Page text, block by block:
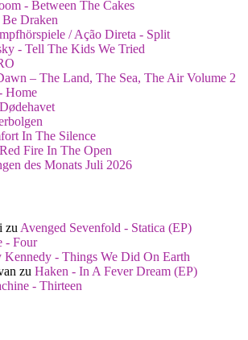
- Between The Cakes
Draken
/ Ação Direta - Split
- Tell The Kids We Tried
– The Land, The Sea, The Air Volume 2
Home
In The Silence
Fire In The Open
des Monats Juli 2026
zu Avenged Sevenfold - Statica (EP)
- Four
- Things We Did On Earth
zu Haken - In A Fever Dream (EP)
- Thirteen